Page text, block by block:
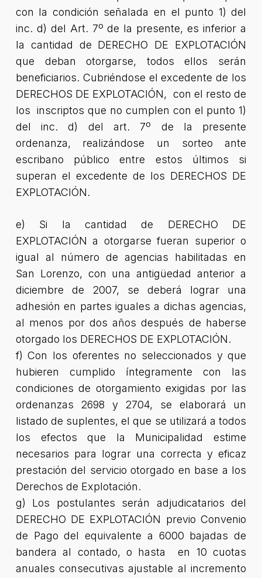
con la condición señalada en el punto 1) del
inc. d) del Art. 7º de la presente, es inferior a
la cantidad de DERECHO DE EXPLOTACIÓN
que deban otorgarse, todos ellos serán
beneficiarios. Cubriéndose el excedente de los
DERECHOS DE EXPLOTACIÓN, con el resto de
los inscriptos que no cumplen con el punto 1)
del inc. d) del art. 7º de la presente
ordenanza, realizándose un sorteo ante
escribano público entre estos últimos si
superan el excedente de los DERECHOS DE
EXPLOTACIÓN.
e) Si la cantidad de DERECHO DE
EXPLOTACIÓN a otorgarse fueran superior o
igual al número de agencias habilitadas en
San Lorenzo, con una antigüedad anterior a
diciembre de 2007, se deberá lograr una
adhesión en partes iguales a dichas agencias,
al menos por dos años después de haberse
otorgado los DERECHOS DE EXPLOTACIÓN.
f) Con los oferentes no seleccionados y que
hubieren cumplido íntegramente con las
condiciones de otorgamiento exigidas por las
ordenanzas 2698 y 2704, se elaborará un
listado de suplentes, el que se utilizará a todos
los efectos que la Municipalidad estime
necesarios para lograr una correcta y eficaz
prestación del servicio otorgado en base a los
Derechos de Explotación.
g) Los postulantes serán adjudicatarios del
DERECHO DE EXPLOTACIÓN previo Convenio
de Pago del equivalente a 6000 bajadas de
bandera al contado, o hasta en 10 cuotas
anuales consecutivas ajustable al incremento